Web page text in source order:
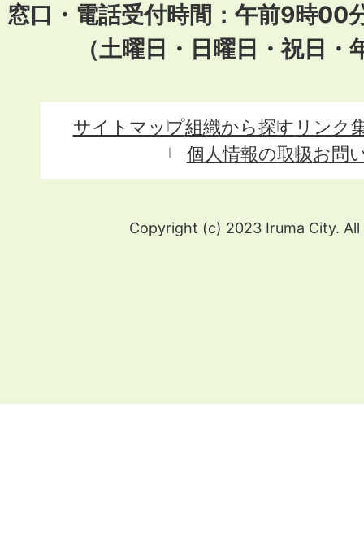
窓口・電話受付時間：午前9時00
（土曜日・日曜日・祝日
サイトマップ組織から探す リンク
個人情報の取扱お問
Copyright (c) 2023 Iruma City. All